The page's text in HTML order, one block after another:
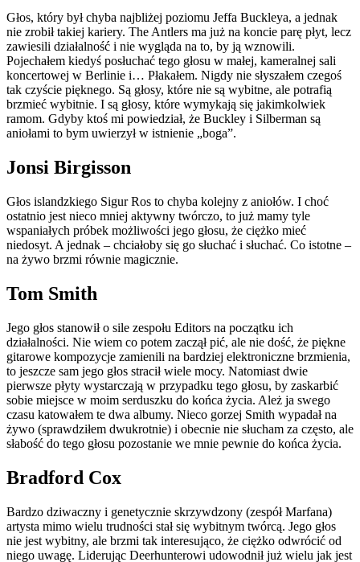
Głos, który był chyba najbliżej poziomu Jeffa Buckleya, a jednak
nie zrobił takiej kariery. The Antlers ma już na koncie parę płyt, lecz
zawiesili działalność i nie wygląda na to, by ją wznowili.
Pojechałem kiedyś posłuchać tego głosu w małej, kameralnej sali
koncertowej w Berlinie i… Płakałem. Nigdy nie słyszałem czegoś
tak czyście pięknego. Są głosy, które nie są wybitne, ale potrafią
brzmieć wybitnie. I są głosy, które wymykają się jakimkolwiek
ramom. Gdyby ktoś mi powiedział, że Buckley i Silberman są
aniołami to bym uwierzył w istnienie „boga”.
Jonsi Birgisson
Głos islandzkiego Sigur Ros to chyba kolejny z aniołów. I choć
ostatnio jest nieco mniej aktywny twórczo, to już mamy tyle
wspaniałych próbek możliwości jego głosu, że ciężko mieć
niedosyt. A jednak – chciałoby się go słuchać i słuchać. Co istotne –
na żywo brzmi równie magicznie.
Tom Smith
Jego głos stanowił o sile zespołu Editors na początku ich
działalności. Nie wiem co potem zaczął pić, ale nie dość, że piękne
gitarowe kompozycje zamienili na bardziej elektroniczne brzmienia,
to jeszcze sam jego głos stracił wiele mocy. Natomiast dwie
pierwsze płyty wystarczają w przypadku tego głosu, by zaskarbić
sobie miejsce w moim serduszku do końca życia. Ależ ja swego
czasu katowałem te dwa albumy. Nieco gorzej Smith wypadał na
żywo (sprawdziłem dwukrotnie) i obecnie nie słucham za często, ale
słabość do tego głosu pozostanie we mnie pewnie do końca życia.
Bradford Cox
Bardzo dziwaczny i genetycznie skrzywdzony (zespół Marfana)
artysta mimo wielu trudności stał się wybitnym twórcą. Jego głos
nie jest wybitny, ale brzmi tak interesująco, że ciężko odwrócić od
niego uwagę. Liderując Deerhunterowi udowodnił już wielu jak jest